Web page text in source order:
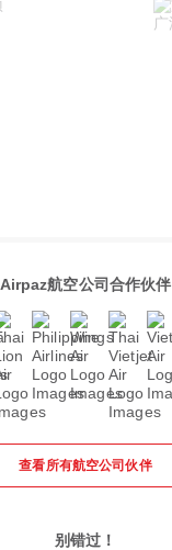
Airpaz航空公司合作伙伴
查看所有航空公司伙伴
别错过！